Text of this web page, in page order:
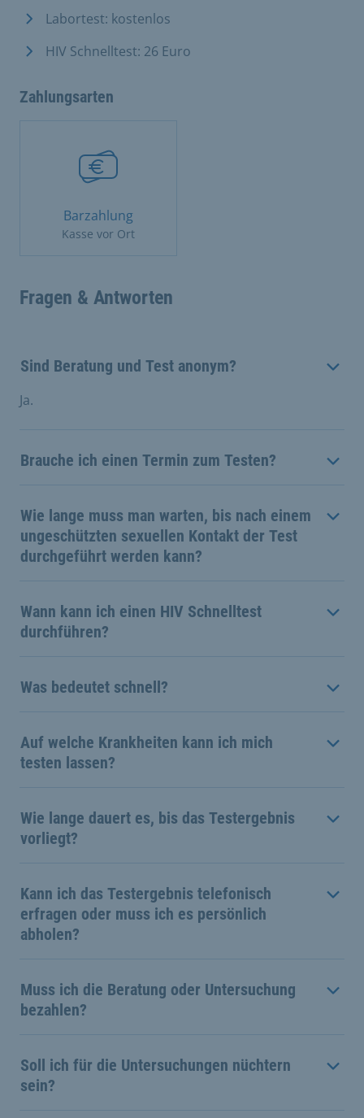
Labortest: kostenlos
HIV Schnelltest: 26 Euro
Zahlungsarten
Barzahlung
Kasse vor Ort
Fragen & Antworten
Sind Beratung und Test anonym?
Ja.
Brauche ich einen Termin zum Testen?
Wie lange muss man warten, bis nach einem
ungeschützten sexuellen Kontakt der Test
durchgeführt werden kann?
Wann kann ich einen HIV Schnelltest
durchführen?
Was bedeutet schnell?
Auf welche Krankheiten kann ich mich
testen lassen?
Wie lange dauert es, bis das Testergebnis
vorliegt?
Kann ich das Testergebnis telefonisch
erfragen oder muss ich es persönlich
abholen?
Muss ich die Beratung oder Untersuchung
bezahlen?
Soll ich für die Untersuchungen nüchtern
sein?